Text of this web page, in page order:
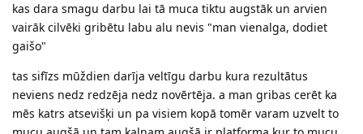
kas dara smagu darbu lai tā muca tiktu augstāk un arvien
vairāk cilvēki gribētu labu alu nevis "man vienalga, dodiet
gaišo"
tas sifīzs mūždien darīja veltīgu darbu kura rezultātus
neviens nedz redzēja nedz novērtēja. a man gribas cerēt ka
mēs katrs atsevišķi un pa visiem kopā tomēr varam uzvelt to